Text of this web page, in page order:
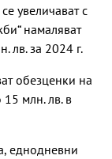
увеличават с
намаляват
лв. за 2024 г.
обезценки на
15 млн. лв. в
еднодневни